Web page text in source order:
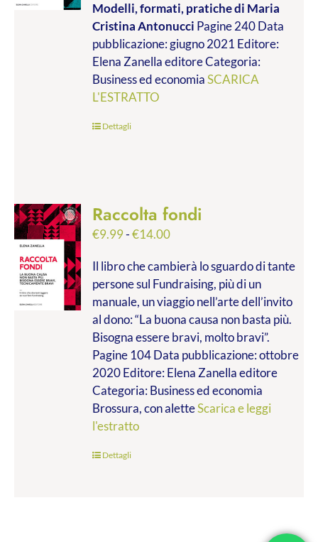
prezzo:
da
€9.99
a
€28.00
Modelli, formati, pratichedi Maria
Cristina Antonucci Pagine 240 Data
pubblicazione: giugno 2021 Editore:
Elena Zanella editore Categoria:
Business ed economiaSCARICA
L'ESTRATTO
Dettagli
Raccolta fondi
€9.99-€14.00Fascia
prezzo:
da
€9.99
a
€14.00
Il libro che cambierà lo sguardo di tante
persone sul Fundraising, più di un
manuale, un viaggio nell’arte dell’invito
al dono: “La buona causa non basta più.
Bisogna essere bravi, molto bravi”.
Pagine 104 Data pubblicazione: ottobre
2020 Editore: Elena Zanella editore
Categoria: Business ed economia
Brossura, con aletteScarica e leggi
l'estratto
Dettagli